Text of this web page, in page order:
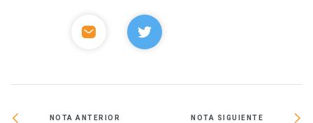
NOTA ANTERIOR NOTA SIGUIENTE